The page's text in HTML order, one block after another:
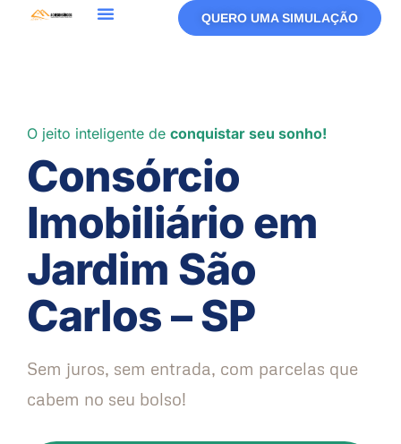
QUERO UMA SIMULAÇÃO
O jeito inteligente de conquistar seu sonho!
Consórcio
Imobiliário em
Jardim São
Carlos – SP
Sem juros, sem entrada, com parcelas que
cabem no seu bolso!